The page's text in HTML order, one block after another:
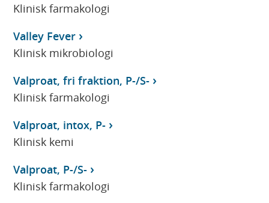
Klinisk farmakologi
Valley Fever
Klinisk mikrobiologi
Valproat, fri fraktion, P-/S-
Klinisk farmakologi
Valproat, intox, P-
Klinisk kemi
Valproat, P-/S-
Klinisk farmakologi